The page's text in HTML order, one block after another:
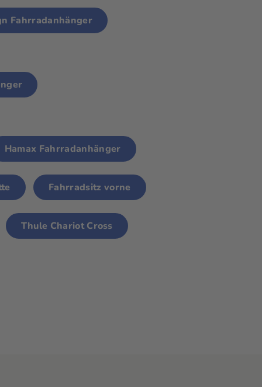
Fahrradanhänger
Hamax Fahrradanhänger
Fahrradsitz vorne
Thule Chariot Cross